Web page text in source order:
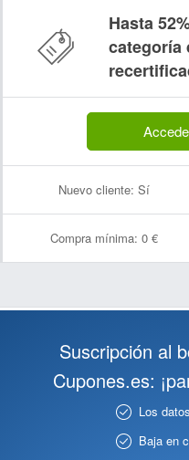
Hasta
categoría
Nuevo cliente: Sí
Compra mínima: 0 €
Suscripción al
Cupones.es:
Los
Baja en